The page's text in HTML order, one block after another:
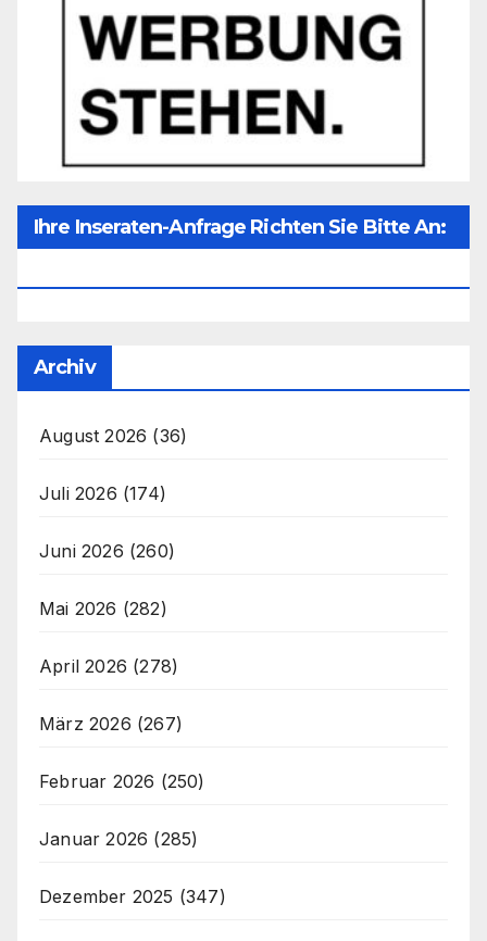
Ihre Inseraten-Anfrage Richten Sie Bitte An:
Archiv
August 2026 (36)
Juli 2026 (174)
Juni 2026 (260)
Mai 2026 (282)
April 2026 (278)
März 2026 (267)
Februar 2026 (250)
Januar 2026 (285)
Dezember 2025 (347)